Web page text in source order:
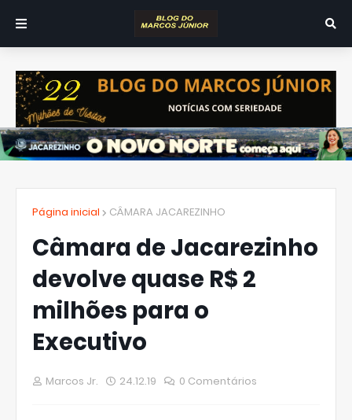
Página inicial CÂMARA JACAREZINHO
Câmara de Jacarezinho
devolve quase R$ 2
milhões para o
Executivo
Marcos Jr. 24.12.19 0 Comentários